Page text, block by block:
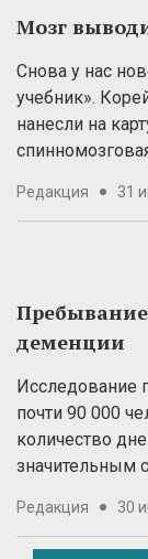
Мозг
Снова у нас
учебник».
нанесли на
Редакция 31
Пребывание
деменции
Исследование
почти 90 000
количество
значительным
Редакция 30